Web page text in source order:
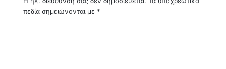
πεδία σημειώνονται με *